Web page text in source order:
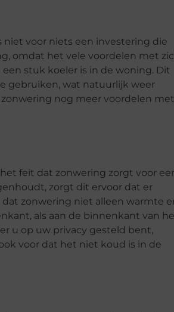
niet voor niets een investering die
omdat het vele voordelen met
stuk koeler is in de woning. Dit
gebruiken, wat natuurlijk weer
nog meer voordelen met
feit dat zonwering zorgt voor
zorgt dit ervoor dat er
zonwering niet alleen warmte
als aan de binnenkant van
u op uw privacy gesteld bent,
voor dat het niet koud is in de